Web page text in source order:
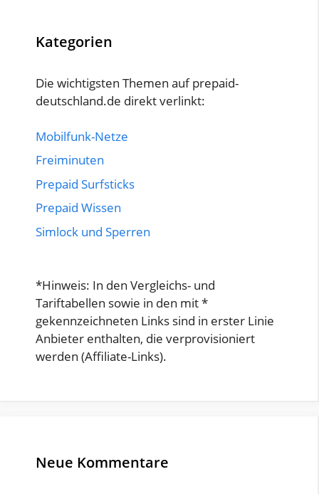
Kategorien
Die wichtigsten Themen auf prepaid-
deutschland.de direkt verlinkt:
Mobilfunk-Netze
Freiminuten
Prepaid Surfsticks
Prepaid Wissen
Simlock und Sperren
*Hinweis: In den Vergleichs- und
Tariftabellen sowie in den mit *
gekennzeichneten Links sind in erster Linie
Anbieter enthalten, die verprovisioniert
werden (Affiliate-Links).
Neue Kommentare